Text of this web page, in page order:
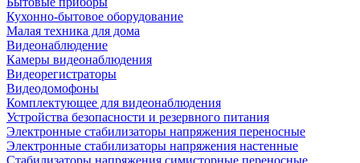
Кухонно-бытовое оборудование
Малая техника для дома
Видеонаблюдение
Камеры видеонаблюдения
Видеорегистраторы
Видеодомофоны
Комплектующее для видеонаблюдения
Устройства безопасности и резервного питания
Электронные стабилизаторы напряжения переносные
Электронные стабилизаторы напряжения настенные
Стабилизаторы напряжения симисторные переносные